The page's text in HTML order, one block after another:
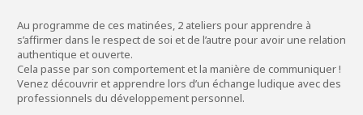
Au programme de ces matinées, 2 ateliers pour apprendre à
s’affirmer dans le respect de soi et de l’autre pour avoir une relation
authentique et ouverte.
Cela passe par son comportement et la manière de communiquer !
Venez découvrir et apprendre lors d’un échange ludique avec des
professionnels du développement personnel.